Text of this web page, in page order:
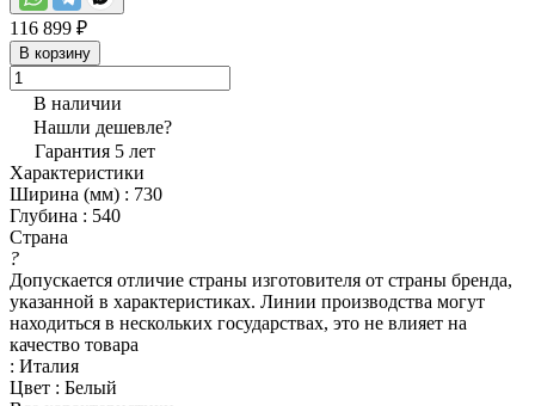
116 899 ₽
В корзину
В наличии
Нашли дешевле?
Гарантия 5 лет
Характеристики
Ширина (мм) : 730
Глубина : 540
Страна
?
Допускается отличие страны изготовителя от страны бренда,
указанной в характеристиках. Линии производства могут
находиться в нескольких государствах, это не влияет на
качество товара
: Италия
Цвет : Белый